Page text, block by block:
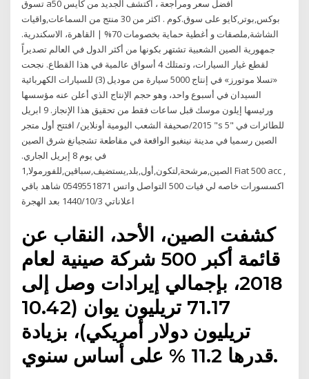
تسوق a50 افضل سعر ومراجعة ، اكتشف الجديد من كايس
بوكس,بوتر,كايو على سوق.كوم . اكثر من 30 منتج من السماعات,واقيات
الشاشة,ملصقات و أغطية حماية بخصومات 70% | القاهرة، الاسكندرية.
جمهورية الصين الشعبية تشتهر بكونها من أكثر الدول في العالم تصديراً
لقطع غيار السيارات، وتمتلك 4 أسواق عالمية في هذا القطاع. نجحت
«تسلا موتورز» في إنتاج 5000 سيارة من موديل (3) للسيارات الكهربائية
السيدان في أسبوع واحد، وهو حجم الإنتاج الذي أعلن عنه مؤسسها
ورئيسها إيلون موسك قبل ساعات فقط من تحقيق هذا الإنجاز. 9 ابريل
2015/صحيفة الشعب اليومية أونلاين/ افتتح أول متجر "s 5" للطائرات في
الصين رسميا في مدينة نينغبو الواقعة في مقاطعة تشجيانغ شرق الصين
في يوم 8 إبريل الجاري.
الصين,مرشحة,لتكون,أول,بلد,يستضيف,سباقين,للفورمولا,1 Fiat 500 acc ,
اكسسورات خاصه لي فيات 500 التواصل واتس 0549551871 شاهد باقي
اعلاناتي 3‏‏/10‏‏/1440 بعد الهجرة
كشفت الصين، الأحد، النقاب عن
قائمة أكبر 500 شركة صينية لعام
2018، بإجمالي إيرادات وصل إلى
71.17 تريليون يوان (10.42
تريليون دولار أمريكي)، بزيادة
قدرها 11.2 % على أساس سنوي.